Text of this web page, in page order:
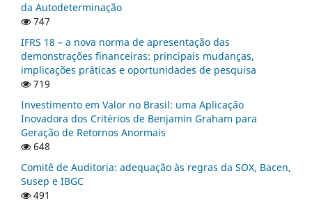
da Autodeterminação
747
IFRS 18 – a nova norma de apresentação das
demonstrações financeiras: principais mudanças,
implicações práticas e oportunidades de pesquisa
719
Investimento em Valor no Brasil: uma Aplicação
Inovadora dos Critérios de Benjamin Graham para
Geração de Retornos Anormais
648
Comitê de Auditoria: adequação às regras da SOX, Bacen,
Susep e IBGC
491